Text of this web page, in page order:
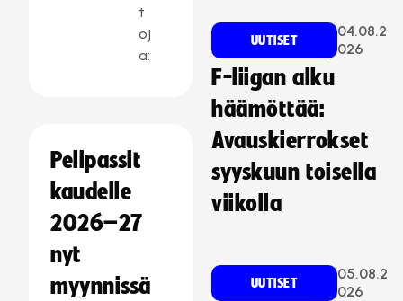
t
oj
a:
Pelipassit
kaudelle
2026–27
nyt
myynnissä
UUTISET
04.08.2
026
F-liigan alku
häämöttää:
Avauskierrokset
syyskuun toisella
viikolla
UUTISET
05.08.2
026